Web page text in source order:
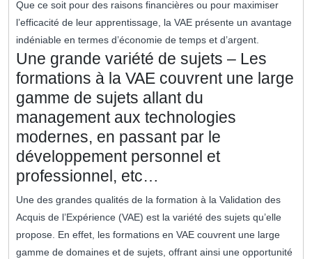
Que ce soit pour des raisons financières ou pour maximiser
l’efficacité de leur apprentissage, la VAE présente un avantage
indéniable en termes d’économie de temps et d’argent.
Une grande variété de sujets – Les
formations à la VAE couvrent une large
gamme de sujets allant du
management aux technologies
modernes, en passant par le
développement personnel et
professionnel, etc…
Une des grandes qualités de la formation à la Validation des
Acquis de l’Expérience (VAE) est la variété des sujets qu’elle
propose. En effet, les formations en VAE couvrent une large
gamme de domaines et de sujets, offrant ainsi une opportunité